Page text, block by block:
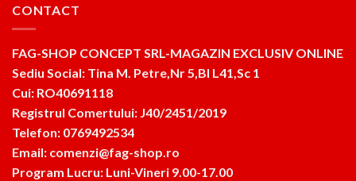
CONTACT
FAG-SHOP CONCEPT SRL-MAGAZIN EXCLUSIV ONLINE
Sediu Social: Tina M. Petre,Nr 5,Bl L41,Sc 1
Cui: RO40691118
Registrul Comertului: J40/2451/2019
Telefon: 0769492534
Email: comenzi@fag-shop.ro
Program Lucru: Luni-Vineri 9.00-17.00